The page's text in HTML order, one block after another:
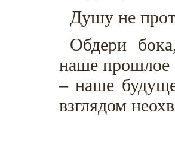
Душу не
Обдери
наше прошлое
– наше
взглядом